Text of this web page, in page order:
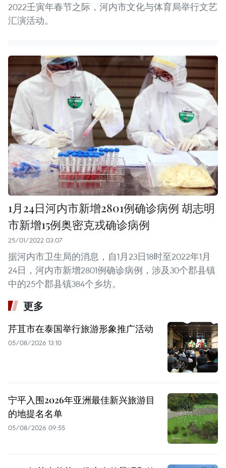
2022壬寅年春节之际，河内市文化与体育局举行文艺
汇演活动。
1月24日河内市新增2801例确诊病例 胡志明
市新增15例奥密克戎确诊病例
25/01/2022 03:07
据河内市卫生局的消息，自1月23日18时至2022年1月
24日，河内市新增2801例确诊病例，涉及30个郡县镇
中的25个郡县镇384个乡坊。
更多
芹苴市在泰国举行旅游形象推广活动
05/08/2026 13:10
宁平入围2026年亚洲最佳新兴旅游目
的地提名名单
05/08/2026 09:55